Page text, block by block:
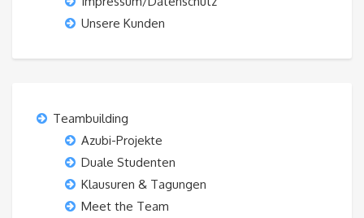
Unsere Kunden
Teambuilding
Azubi-Projekte
Duale Studenten
Klausuren & Tagungen
Meet the Team